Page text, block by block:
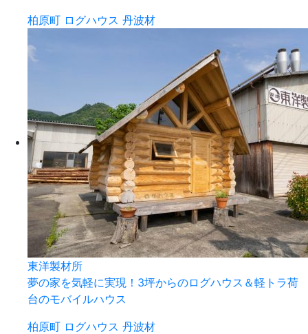
柏原町 ログハウス 丹波材
東洋製材所
夢の家を気軽に実現！3坪からのログハウス＆軽トラ荷
台のモバイルハウス
柏原町 ログハウス 丹波材